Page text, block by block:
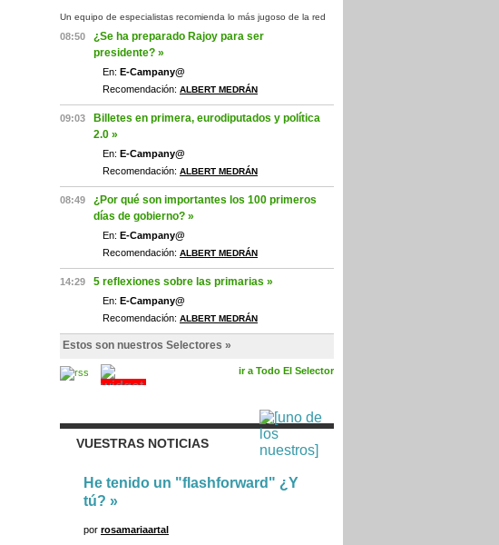
Un equipo de especialistas recomienda lo más jugoso de la red
08:50
¿Se ha preparado Rajoy para ser
presidente? »
En: E-Campany@
Recomendación: ALBERT MEDRÁN
09:03
Billetes en primera, eurodiputados y política
2.0 »
En: E-Campany@
Recomendación: ALBERT MEDRÁN
08:49
¿Por qué son importantes los 100 primeros
días de gobierno? »
En: E-Campany@
Recomendación: ALBERT MEDRÁN
14:29 5 reflexiones sobre las primarias »
En: E-Campany@
Recomendación: ALBERT MEDRÁN
Estos son nuestros Selectores »
ir a Todo El Selector
VUESTRAS NOTICIAS
He tenido un "flashforward" ¿Y
tú? »
por rosamariaartal